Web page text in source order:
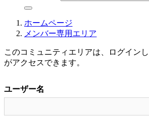
ホームページ
メンバー専用エリア
このコミュニティエリアは、ログイン
がアクセスできます。
ユーザー名